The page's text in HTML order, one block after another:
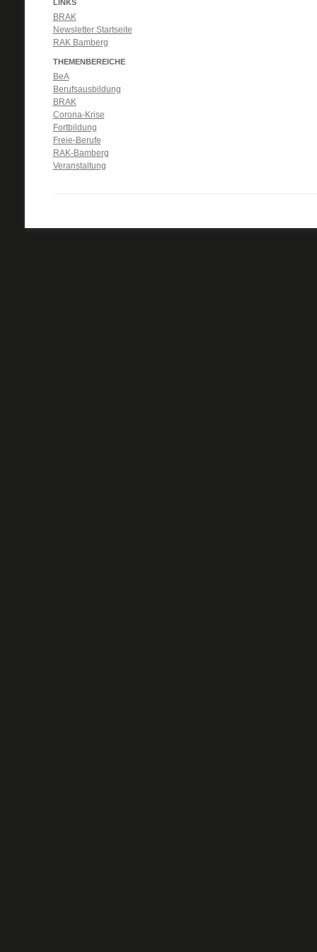
LINKS
BRAK
Newsletter Startseite
RAK Bamberg
THEMENBEREICHE
BeA
Berufsausbildung
BRAK
Corona-Krise
Fortbildung
Freie-Berufe
RAK-Bamberg
Veranstaltung